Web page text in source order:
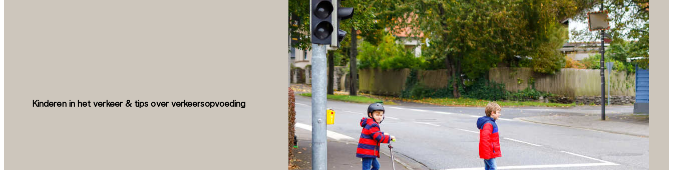
Kinderen in het verkeer & tips over verkeersopvoeding